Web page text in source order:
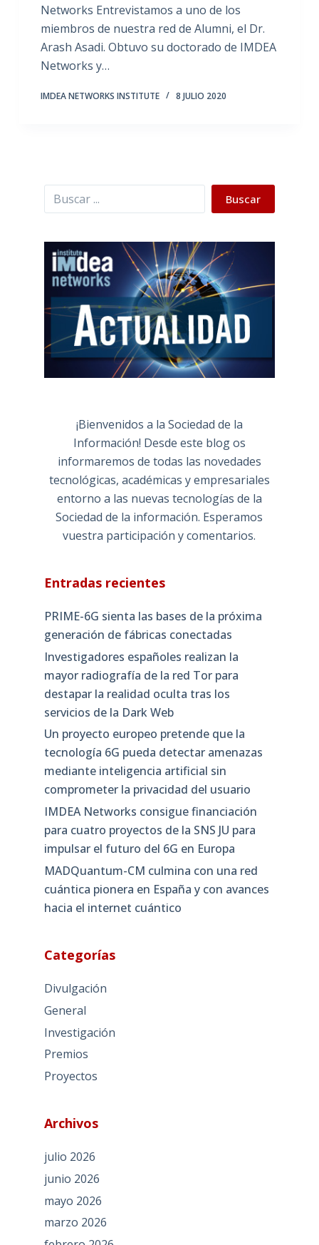
Networks Entrevistamos a uno de los
miembros de nuestra red de Alumni, el Dr.
Arash Asadi. Obtuvo su doctorado de IMDEA
Networks y…
IMDEA NETWORKS INSTITUTE 8 JULIO 2020
Buscar Buscar
¡Bienvenidos a la Sociedad de la
Información! Desde este blog os
informaremos de todas las novedades
tecnológicas, académicas y empresariales
entorno a las nuevas tecnologías de la
Sociedad de la información. Esperamos
vuestra participación y comentarios.
Entradas recientes
PRIME-6G sienta las bases de la próxima
generación de fábricas conectadas
Investigadores españoles realizan la
mayor radiografía de la red Tor para
destapar la realidad oculta tras los
servicios de la Dark Web
Un proyecto europeo pretende que la
tecnología 6G pueda detectar amenazas
mediante inteligencia artificial sin
comprometer la privacidad del usuario
IMDEA Networks consigue financiación
para cuatro proyectos de la SNS JU para
impulsar el futuro del 6G en Europa
MADQuantum-CM culmina con una red
cuántica pionera en España y con avances
hacia el internet cuántico
Categorías
Divulgación
General
Investigación
Premios
Proyectos
Archivos
julio 2026
junio 2026
mayo 2026
marzo 2026